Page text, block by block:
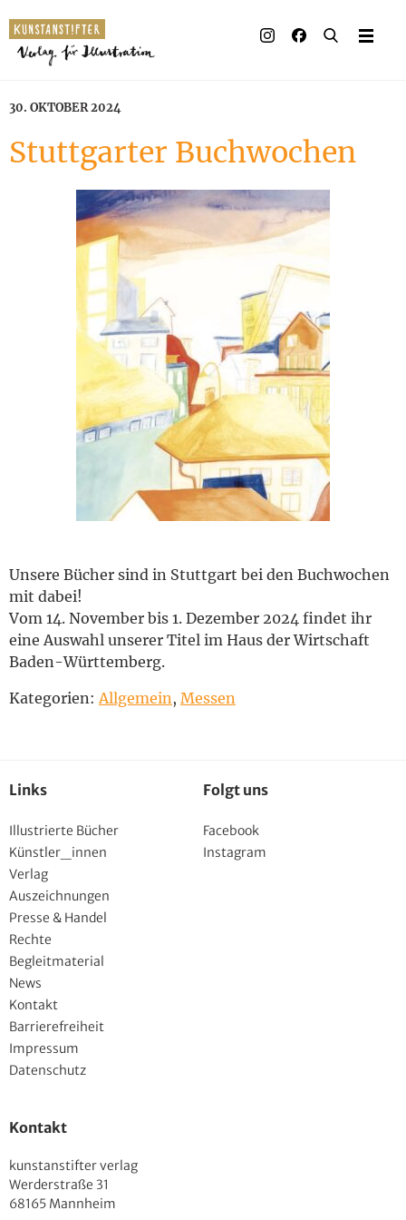
30. OKTOBER 2024
Stuttgarter Buchwochen
Unsere Bücher sind in Stuttgart bei den Buchwochen
mit dabei!
Vom 14. November bis 1. Dezember 2024 findet ihr
eine Auswahl unserer Titel im Haus der Wirtschaft
Baden-Württemberg.
Kategorien: Allgemein , Messen
Links
Illustrierte Bücher
Künstler_innen
Verlag
Auszeichnungen
Presse & Handel
Rechte
Begleitmaterial
News
Kontakt
Barrierefreiheit
Impressum
Datenschutz
Folgt uns
Facebook
Instagram
Kontakt
kunstanstifter verlag
Werderstraße 31
68165 Mannheim
Verlag
Presse & Handel
Begleitmaterial
Kontakt
English